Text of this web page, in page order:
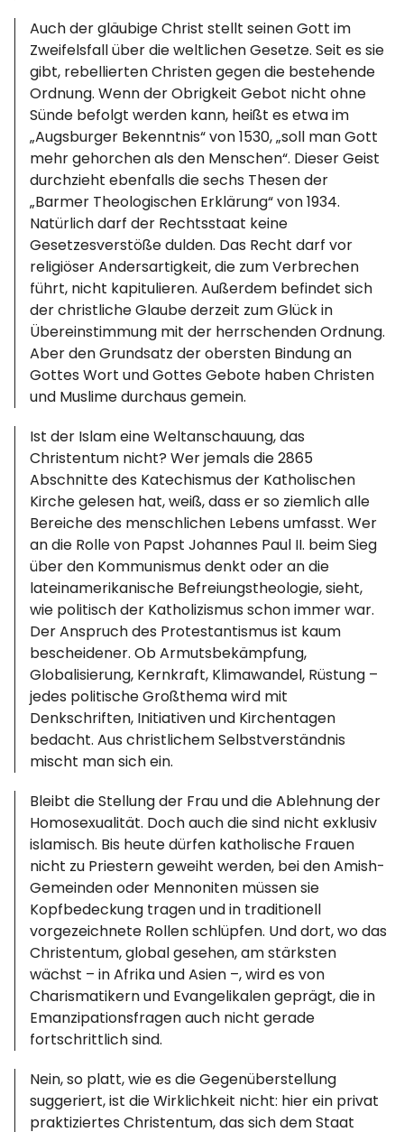
Auch der gläubige Christ stellt seinen Gott im
Zweifelsfall über die weltlichen Gesetze. Seit es sie
gibt, rebellierten Christen gegen die bestehende
Ordnung. Wenn der Obrigkeit Gebot nicht ohne
Sünde befolgt werden kann, heißt es etwa im
„Augsburger Bekenntnis“ von 1530, „soll man Gott
mehr gehorchen als den Menschen“. Dieser Geist
durchzieht ebenfalls die sechs Thesen der
„Barmer Theologischen Erklärung“ von 1934.
Natürlich darf der Rechtsstaat keine
Gesetzesverstöße dulden. Das Recht darf vor
religiöser Andersartigkeit, die zum Verbrechen
führt, nicht kapitulieren. Außerdem befindet sich
der christliche Glaube derzeit zum Glück in
Übereinstimmung mit der herrschenden Ordnung.
Aber den Grundsatz der obersten Bindung an
Gottes Wort und Gottes Gebote haben Christen
und Muslime durchaus gemein.
Ist der Islam eine Weltanschauung, das
Christentum nicht? Wer jemals die 2865
Abschnitte des Katechismus der Katholischen
Kirche gelesen hat, weiß, dass er so ziemlich alle
Bereiche des menschlichen Lebens umfasst. Wer
an die Rolle von Papst Johannes Paul II. beim Sieg
über den Kommunismus denkt oder an die
lateinamerikanische Befreiungstheologie, sieht,
wie politisch der Katholizismus schon immer war.
Der Anspruch des Protestantismus ist kaum
bescheidener. Ob Armutsbekämpfung,
Globalisierung, Kernkraft, Klimawandel, Rüstung –
jedes politische Großthema wird mit
Denkschriften, Initiativen und Kirchentagen
bedacht. Aus christlichem Selbstverständnis
mischt man sich ein.
Bleibt die Stellung der Frau und die Ablehnung der
Homosexualität. Doch auch die sind nicht exklusiv
islamisch. Bis heute dürfen katholische Frauen
nicht zu Priestern geweiht werden, bei den Amish-
Gemeinden oder Mennoniten müssen sie
Kopfbedeckung tragen und in traditionell
vorgezeichnete Rollen schlüpfen. Und dort, wo das
Christentum, global gesehen, am stärksten
wächst – in Afrika und Asien –, wird es von
Charismatikern und Evangelikalen geprägt, die in
Emanzipationsfragen auch nicht gerade
fortschrittlich sind.
Nein, so platt, wie es die Gegenüberstellung
suggeriert, ist die Wirklichkeit nicht: hier ein privat
praktiziertes Christentum, das sich dem Staat